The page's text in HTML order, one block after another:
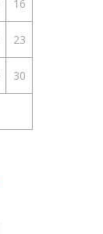
16
23
30